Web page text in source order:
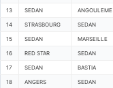
13 SEDAN ANGOULEME
14 STRASBOURG SEDAN
15 SEDAN MARSEILLE
16 RED STAR SEDAN
17 SEDAN BASTIA
18 ANGERS SEDAN